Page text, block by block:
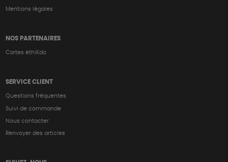
Mentions légales
NOS PARTENAIRES
Cartes éthiKdo
SERVICE CLIENT
Questions fréquentes
Suivi de commande
Nous contacter
Renvoyer des articles